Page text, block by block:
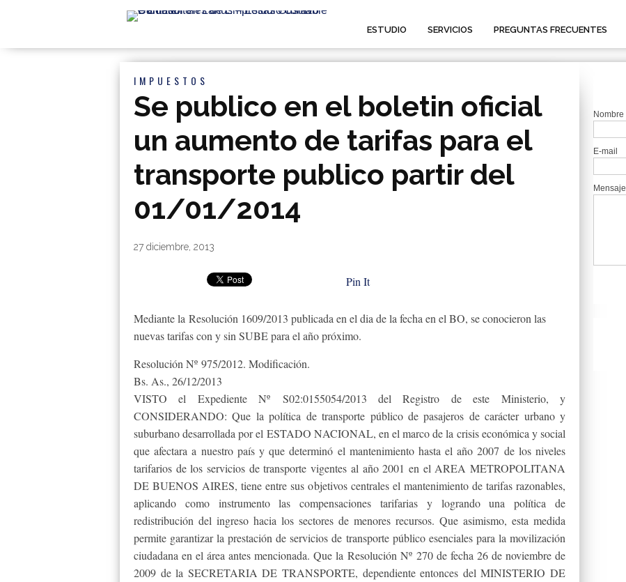
ESTUDIO SERVICIOS PREGUNTAS FRECUENTES
IMPUESTOS
Se publico en el boletin oficial
un aumento de tarifas para el
transporte publico partir del
01/01/2014
By|
27 diciembre, 2013
Pin It
Mediante la Resolución 1609/2013 publicada en el dia de la fecha en el BO, se conocieron las
nuevas tarifas con y sin SUBE para el año próximo.
Resolución Nº 975/2012. Modificación.
Bs. As., 26/12/2013
VISTO el Expediente Nº S02:0155054/2013 del Registro de este Ministerio, y
CONSIDERANDO: Que la política de transporte público de pasajeros de carácter urbano y
suburbano desarrollada por el ESTADO NACIONAL, en el marco de la crisis económica y social
que afectara a nuestro país y que determinó el mantenimiento hasta el año 2007 de los niveles
tarifarios de los servicios de transporte vigentes al año 2001 en el AREA METROPOLITANA
DE BUENOS AIRES, tiene entre sus objetivos centrales el mantenimiento de tarifas razonables,
aplicando como instrumento las compensaciones tarifarias y logrando una política de
redistribución del ingreso hacia los sectores de menores recursos. Que asimismo, esta medida
permite garantizar la prestación de servicios de transporte público esenciales para la movilización
ciudadana en el área antes mencionada. Que la Resolución Nº 270 de fecha 26 de noviembre de
2009 de la SECRETARIA DE TRANSPORTE, dependiente entonces del MINISTERIO DE
Nombre
E-mail
Mensaje